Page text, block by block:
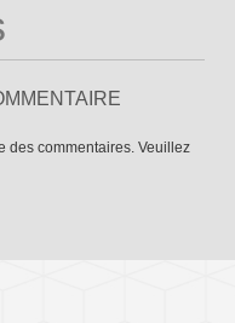
des commentaires. Veuillez